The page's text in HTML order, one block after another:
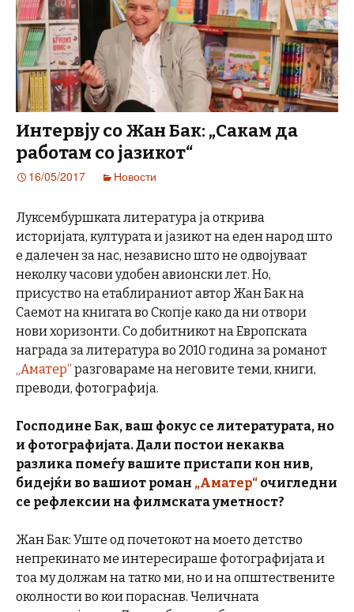
Интервју со Жан Бак: „Сакам да
работам со јазикот“
16/05/2017 Новости
Луксембуршката литература ја открива
историјата, културата и јaзикот на еден народ што
е далечен за нас, независно што не одвојуваат
неколку часови удобен авионски лет. Но,
присуство на етаблираниот автор Жан Бак на
Саемот на книгата во Скопје како да ни отвори
нови хоризонти. Со добитникот на Европската
награда за литература во 2010 година за романот
„Аматер“ разговараме на неговите теми, книги,
преводи, фотографија.
Господине Бак, ваш фокус се литературата, но
и фотографијата. Дали постои некаква
разлика помеѓу вашите пристапи кон нив,
бидејќи во вашиот роман „Аматер“ очигледни
се рефлексии на филмската уметност?
Жан Бак: Уште од почетокот на моето детство
непрекинато ме интересираше фотографијата и
тоа му должам на татко ми, но и на општествените
околности во кои пораснав. Челичната